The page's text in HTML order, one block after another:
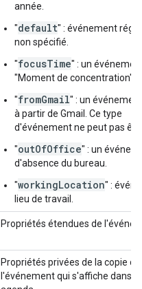
année.
"default" : événement
non spécifié.
"focusTime" : un
"Moment de concentration".
"fromGmail" : un
à partir de Gmail. Ce type
d'événement ne peut pas
"outOfOffice" : un
d'absence du bureau.
"workingLocation" :
lieu de travail.
Propriétés étendues de
Propriétés privées de la copie de
l'événement qui s'affiche dans